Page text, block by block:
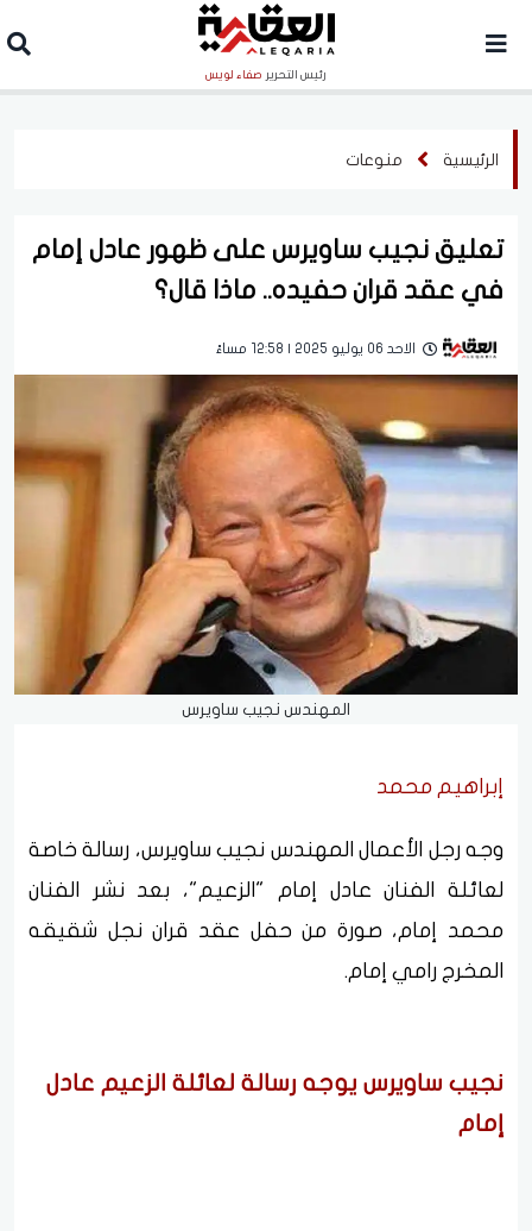
رئيس التحرير صفاء لويس
الرئيسية منوعات
تعليق نجيب ساويرس على ظهور عادل إمام
في عقد قران حفيده.. ماذا قال؟
الاحد 06 يوليو 2025 | 12:58 مساءً
المهندس نجيب ساويرس
إبراهيم محمد
وجه رجل الأعمال المهندس نجيب ساويرس، رسالة خاصة
لعائلة الفنان عادل إمام "الزعيم"، بعد نشر الفنان
محمد إمام، صورة من حفل عقد قران نجل شقيقه
المخرج رامي إمام.
نجيب ساويرس يوجه رسالة لعائلة الزعيم عادل
إمام